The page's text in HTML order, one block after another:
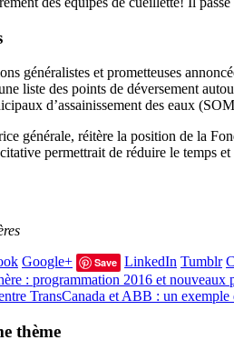
généralistes et prometteuses
liste des points de déversement
d’assainissement des eaux
générale, réitère la position de la
permettrait de réduire le temps
Google+ Save LinkedIn Tumblr
: programmation 2016 et nouveaux
TransCanada et ABB : un
thème